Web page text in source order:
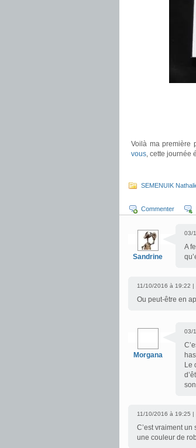
Voilà ma première
vous, cette journée
SEMENUIK
Commenter
Sandrine
03/
A
11/10/2016 à 19:22 |
Ou peut-être en
Morgana
03/
Le
11/10/2016 à 19:25 |
C’est vraiment
une couleur de